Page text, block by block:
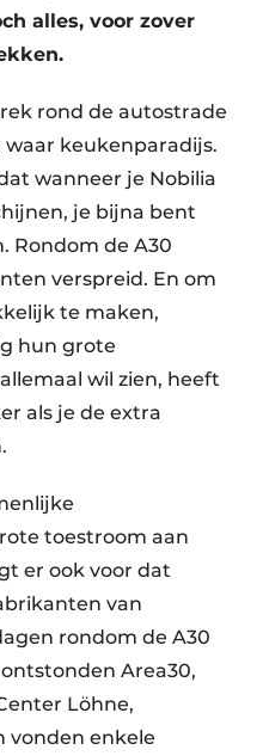
alles, voor zover
rond de autostrade
waar keukenparadijs.
wanneer je Nobilia
je bijna bent
Rondom de A30
verspreid. En om
te maken,
hun grote
wil zien, heeft
als je de extra
toestroom aan
er ook voor dat
van
rondom de A30
Area30,
Löhne,
enkele